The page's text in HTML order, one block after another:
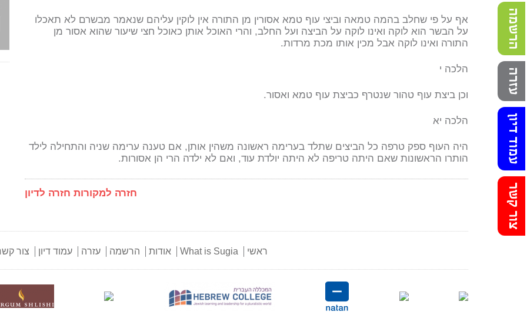
הרשמה
עזרה
עמוד דיון
צור קשר
אף על פי שחלב בהמה טמאה וביצי עוף טמא אסורין מן התורה אין לוקין עליהם שנאמר מבשרם לא תאכלו
על הבשר הוא לוקה ואינו לוקה על הביצה ועל החלב, והרי האוכל אותן כאוכל חצי שיעור שהוא אסור מן
התורה ואינו לוקה אבל מכין אותו מכת מרדות.
הלכה י
וכן ביצת עוף טהור שנטרף כביצת עוף טמא ואסור.
הלכה יא
היה העוף ספק טרפה כל הביצים שתלד בערימה ראשונה משהין אותן, אם טענה ערימה שניה והתחילה לילד
הותרו הראשונות שאם היתה טריפה לא היתה יולדת עוד, ואם לא ילדה הרי הן אסורות.
חזרה למקורות חזרה לדיון
ראשי What is Sugia אודות הרשמה עזרה עמוד דיון צור